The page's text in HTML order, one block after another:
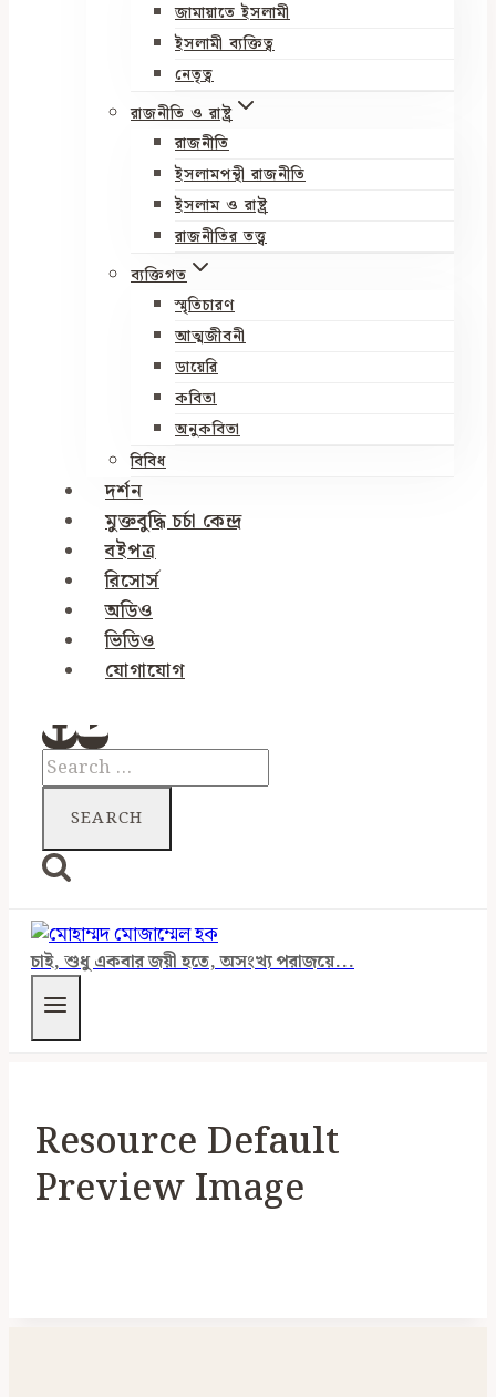
জামায়াতে ইসলামী
ইসলামী ব্যক্তিত্ব
নেতৃত্ব
রাজনীতি ও রাষ্ট্র
রাজনীতি
ইসলামপন্থী রাজনীতি
ইসলাম ও রাষ্ট্র
রাজনীতির তত্ত্ব
ব্যক্তিগত
স্মৃতিচারণ
আত্মজীবনী
ডায়েরি
কবিতা
অনুকবিতা
বিবিধ
দর্শন
মুক্তবুদ্ধি চর্চা কেন্দ্র
বইপত্র
রিসোর্স
অডিও
ভিডিও
যোগাযোগ
Search
for:
চাই, শুধু একবার জয়ী হতে, অসংখ্য পরাজয়ে...
Resource Default
Preview Image